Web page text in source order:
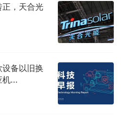
，天合光
备以旧换
机...